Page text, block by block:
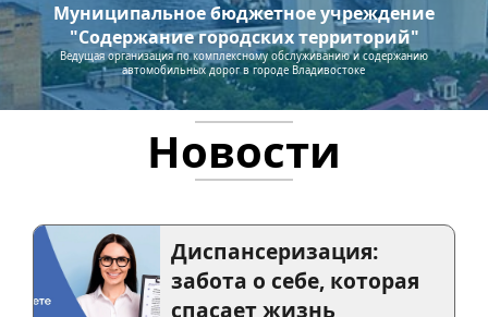
Муниципальное бюджетное учреждение
"Содержание городских территорий"
Ведущая организация по комплексному обслуживанию и содержанию
автомобильных дорог в городе Владивостоке
Новости
Диспансеризация:
забота о себе, которая
спасает жизнь